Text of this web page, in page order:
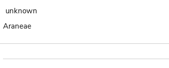
unknown
Araneae